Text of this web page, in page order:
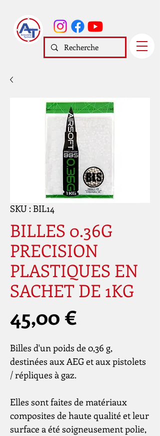
SKU : BIL14
BILLES 0.36G
PRECISION
PLASTIQUES EN
SACHET DE 1KG
45,00 €
Billes d'un poids de 0,36 g,
destinées aux AEG et aux pistolets
/ répliques à gaz.
Elles sont faites de matériaux
composites de haute qualité et leur
surface a été soigneusement polie,